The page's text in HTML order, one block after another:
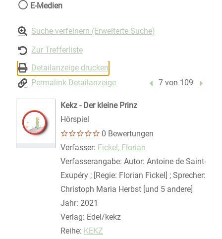
E-Medien
Suche verfeinern (Erweiterte Suche)
Zur Trefferliste
Detailanzeige drucken
Permalink Detailanzeige
Vorheriger Treffer
7 von 109
Kekz - Der kleine Prinz
Hörspiel
0 Bewertungen
Verfasser: Suche nach diesem Verfasser
Fickel, Florian
Verfasserangabe: Autor: Antoine de Saint-
Exupéry ; [Regie: Florian Fickel] ; Sprecher:
Christoph Maria Herbst [und 5 andere]
Jahr: 2021
Verlag: Edel/kekz
Reihe: KEKZ